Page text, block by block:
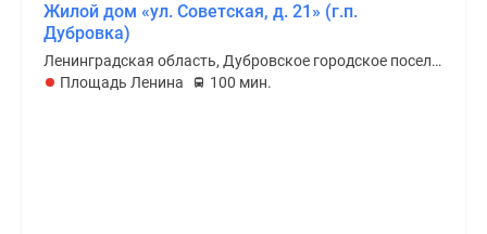
Жилой дом «ул. Советская, д. 21» (г.п.
Дубровка)
Ленинградская область, Дубровское городское поселение
Площадь Ленина
100 мин.